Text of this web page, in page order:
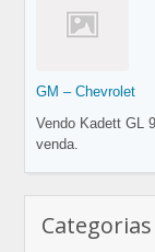
GM – Chevrolet
Vendo Kadett GL
venda.
Categorias